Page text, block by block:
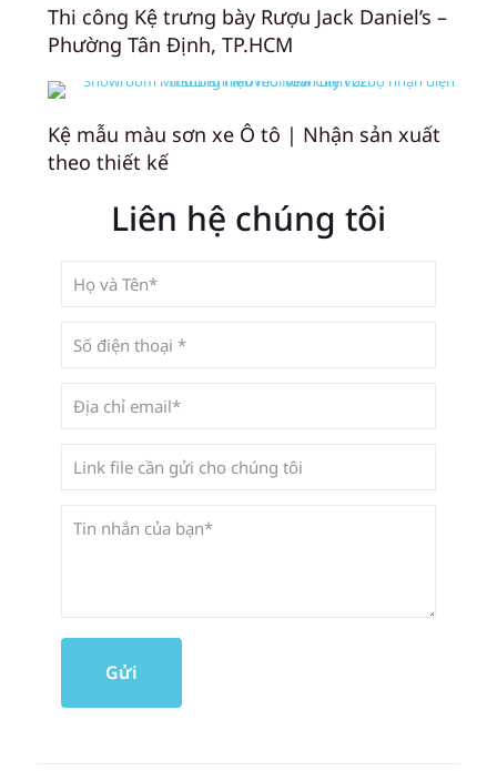
Thi công Kệ trưng bày Rượu Jack Daniel’s –
Phường Tân Định, TP.HCM
Kệ mẫu màu sơn xe Ô tô | Nhận sản xuất
theo thiết kế
Liên hệ chúng tôi